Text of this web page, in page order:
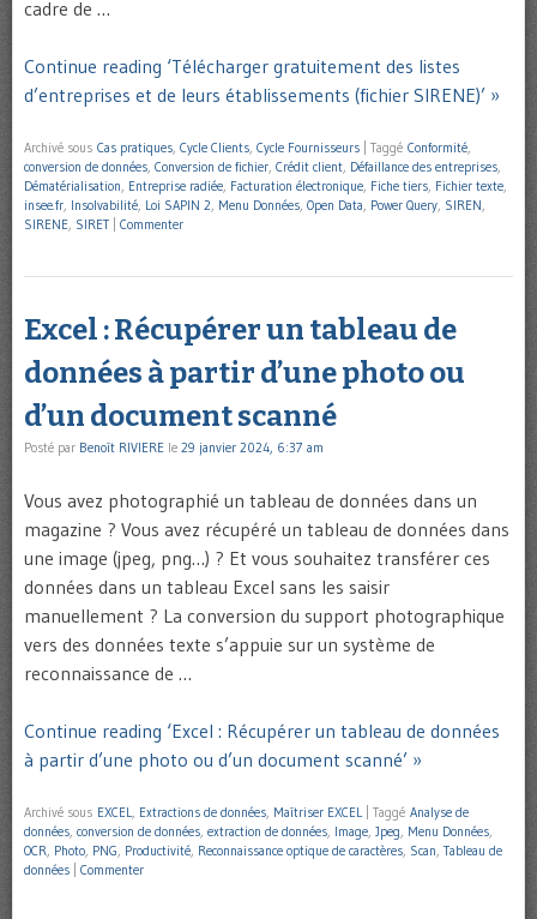
cadre de …
Continue reading ‘Télécharger gratuitement des listes
d’entreprises et de leurs établissements (fichier SIRENE)’ »
Archivé sous Cas pratiques, Cycle Clients, Cycle Fournisseurs Taggé Conformité,
conversion de données, Conversion de fichier, Crédit client, Défaillance des entreprises,
Dématérialisation, Entreprise radiée, Facturation électronique, Fiche tiers, Fichier texte,
insee.fr, Insolvabilité, Loi SAPIN 2, Menu Données, Open Data, Power Query, SIREN,
SIRENE, SIRET Commenter
Excel : Récupérer un tableau de
données à partir d’une photo ou
d’un document scanné
Posté par Benoît RIVIERE le 29 janvier 2024, 6:37 am
Vous avez photographié un tableau de données dans un
magazine ? Vous avez récupéré un tableau de données dans
une image (jpeg, png…) ? Et vous souhaitez transférer ces
données dans un tableau Excel sans les saisir
manuellement ? La conversion du support photographique
vers des données texte s’appuie sur un système de
reconnaissance de …
Continue reading ‘Excel : Récupérer un tableau de données
à partir d’une photo ou d’un document scanné’ »
Archivé sous EXCEL, Extractions de données, Maîtriser EXCEL Taggé Analyse de
données, conversion de données, extraction de données, Image, Jpeg, Menu Données,
OCR, Photo, PNG, Productivité, Reconnaissance optique de caractères, Scan, Tableau de
données
Commenter